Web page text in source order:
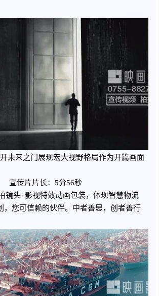
未来之门展现宏大视野格局作为开篇画面
宣传片片长：5分56秒
镜头+影视特效动画包装，体现智慧物流
，您可信赖的伙伴。中者善思，创者善行